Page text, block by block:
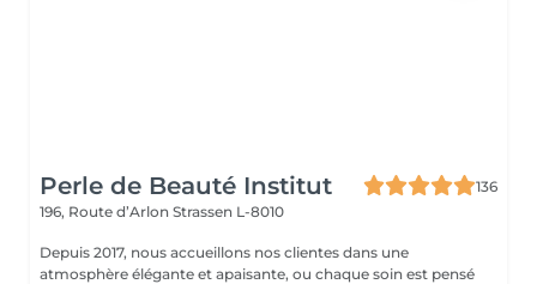
Perle de Beauté Institut
136
196, Route d’Arlon Strassen L-8010
Depuis 2017, nous accueillons nos clientes dans une
atmosphère élégante et apaisante, ou chaque soin est pensé